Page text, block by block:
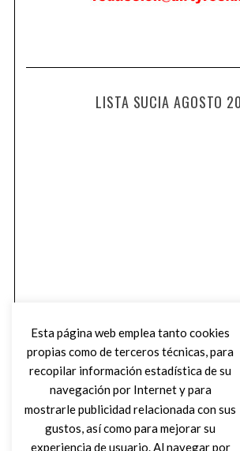
LISTA SUCIA AGOSTO
Esta página web emplea tanto cookies
propias como de terceros técnicas, para
recopilar información estadística de su
navegación por Internet y para
mostrarle publicidad relacionada con sus
gustos, así como para mejorar su
experiencia de usuario. Al navegar por